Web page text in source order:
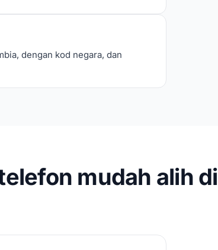
dengan kod negara, dan
mudah alih di